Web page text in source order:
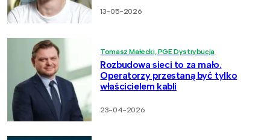
13-05-2026
Tomasz Małecki, PGE Dystrybucja
Rozbudowa sieci to za mało.
Operatorzy przestaną być tylko
właścicielem kabli
23-04-2026